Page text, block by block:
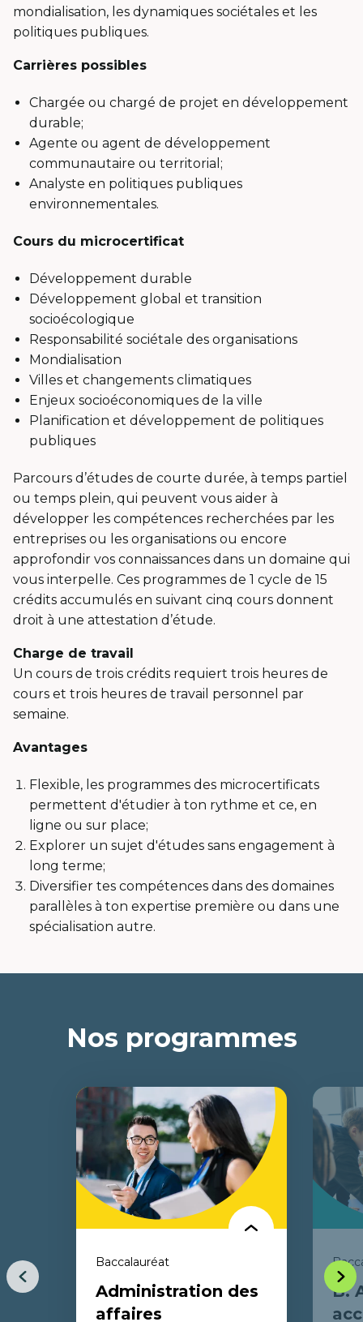
mondialisation, les dynamiques sociétales et les
politiques publiques.
Carrières possibles
Chargée ou chargé de projet en développement
durable;
Agente ou agent de développement
communautaire ou territorial ;
Analyste en politiques publiques
environnementales.
Cours du microcertificat
Développement durable
Développement global et transition
socioécologique
Responsabilité sociétale des organisations
Mondialisation
Villes et changements climatiques
Enjeux socioéconomiques de la ville
Planification et développement de politiques
publiques
Parcours d’études de courte durée, à temps partiel
ou temps plein, qui peuvent vous aider à
développer les compétences recherchées par les
entreprises ou les organisations ou encore
approfondir vos connaissances dans un domaine qui
vous interpelle. Ces programmes de 1 cycle de 15
crédits accumulés en suivant cinq cours donnent
droit à une attestation d’étude.
Charge de travail
Un cours de trois crédits requiert trois heures de
cours et trois heures de travail personnel par
semaine.
Avantages
Flexible, les programmes des microcertificats
permettent d'étudier à ton rythme et ce, en
ligne ou sur place;
Explorer un sujet d'études sans engagement à
long terme;
Diversifier tes compétences dans des domaines
parallèles à ton expertise première ou dans une
spécialisation autre.
Nos programmes
Baccalauréat
Administration des
affaires
B.
Item
précédent
Item